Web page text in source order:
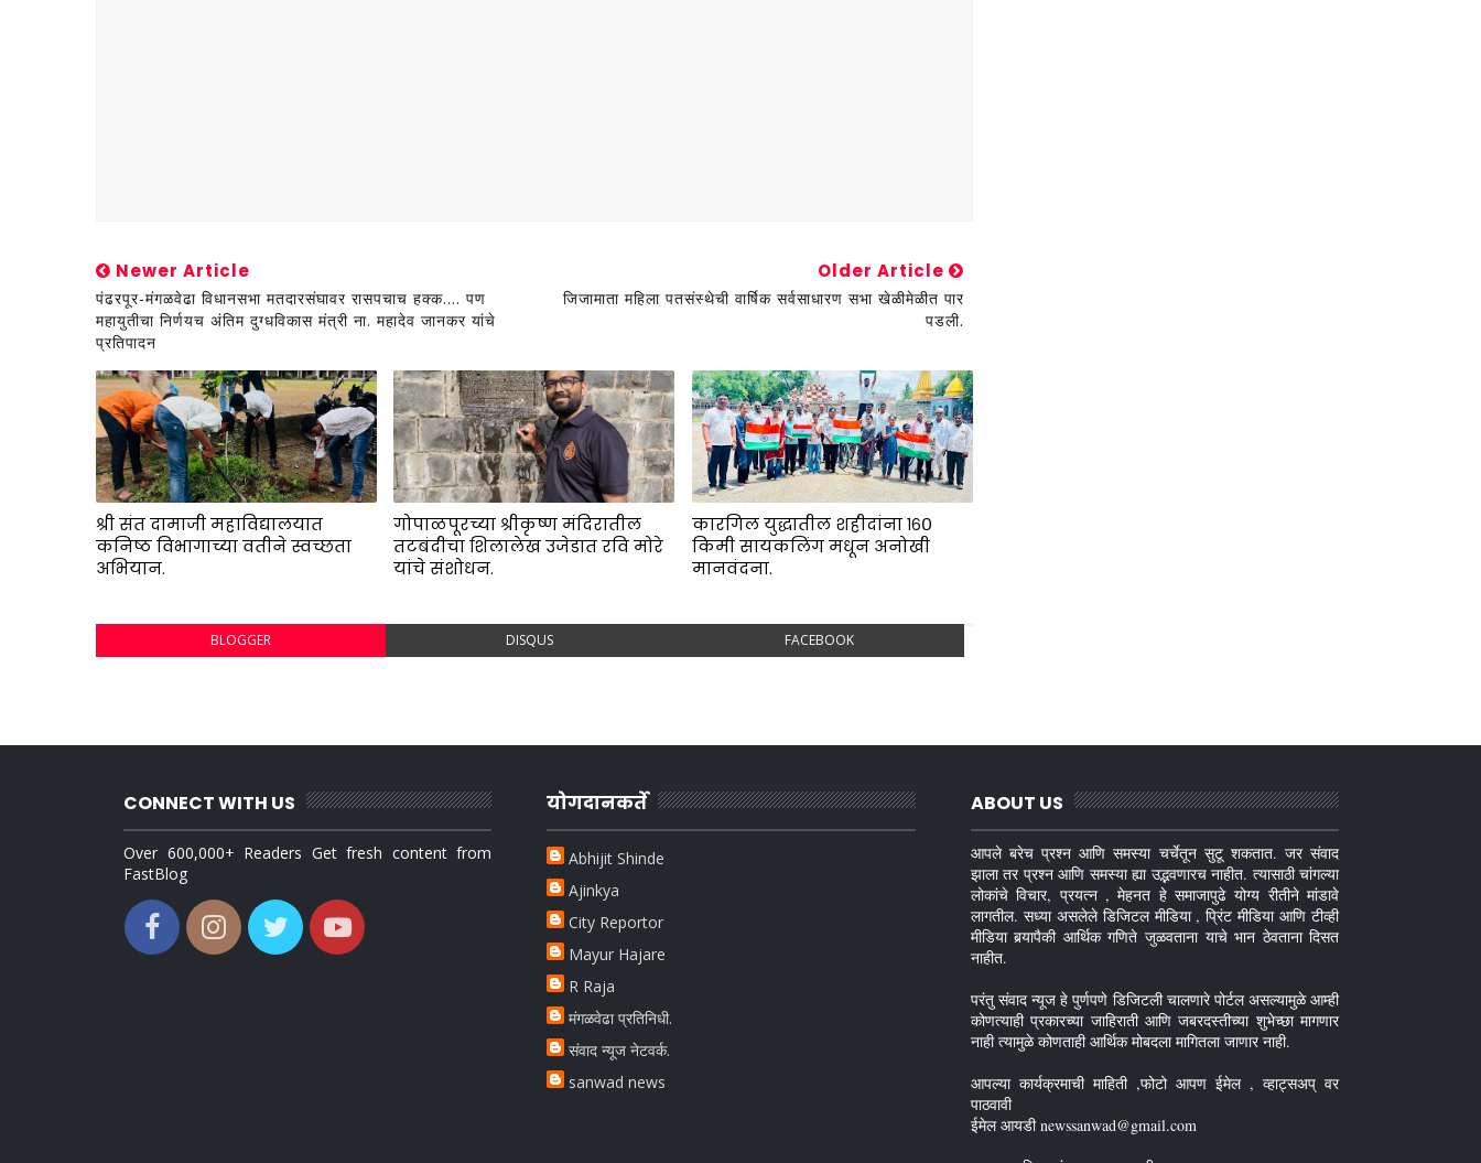
Newer Article
पंढरपूर-मंगळवेढा विधानसभा मतदारसंघावर रासपचाच हक्क.... पण
महायुतीचा निर्णयच अंतिम दुग्धविकास मंत्री ना. महादेव जानकर यांचे
प्रतिपादन
Older Article
जिजामाता महिला पतसंस्थेची वार्षिक सर्वसाधारण सभा खेळीमेळीत पार
पडली.
श्री संत दामाजी महाविद्यालयात
कनिष्ठ विभागाच्या वतीने स्वच्छता
अभियान.
गोपाळपूरच्या श्रीकृष्ण मंदिरातील
तटबंदीचा शिलालेख उजेडात रवि मोरे
यांचे संशोधन.
कारगिल युद्धातील शहीदांना १६०
किमी सायकलिंग मधून अनोखी
मानवंदना.
BLOGGER DISQUS FACEBOOK
CONNECT WITH US
Over 600,000+ Readers Get fresh content from
FastBlog
योगदानकर्ते
Abhijit Shinde
Ajinkya
City Reportor
Mayur Hajare
R Raja
मंगळवेढा प्रतिनिधी.
संवाद न्यूज नेटवर्क.
sanwad news
ABOUT US
आपले बरेच प्रश्न आणि समस्या चर्चेतून सुटू शकतात. जर संवाद
झाला तर प्रश्न आणि समस्या ह्या उद्भवणारच नाहीत. त्यासाठी चांगल्या
लोकांचे विचार, प्रयत्न , मेहनत हे समाजापुढे योग्य रीतीने मांडावे
लागतील. सध्या असलेले डिजिटल मीडिया , प्रिंट मीडिया आणि टीव्ही
मीडिया बर्‍यापैकी आर्थिक गणिते जुळवताना याचे भान ठेवताना दिसत
नाहीत.
परंतु संवाद न्यूज हे पुर्णपणे डिजिटली चालणारे पोर्टल असल्यामुळे आम्ही
कोणत्याही प्रकारच्या जाहिराती आणि जबरदस्तीच्या शुभेच्छा मागणार
नाही त्यामुळे कोणताही आर्थिक मोबदला मागितला जाणार नाही.
आपल्या कार्यक्रमाची माहिती ,फोटो आपण ईमेल , व्हाट्सअप् वर
पाठवावी
ईमेल आयडी newssanwad@gmail.com